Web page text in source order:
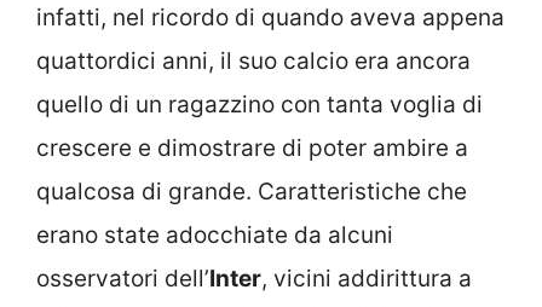
infatti, nel ricordo di quando aveva appena
quattordici anni, il suo calcio era ancora
quello di un ragazzino con tanta voglia di
crescere e dimostrare di poter ambire a
qualcosa di grande. Caratteristiche che
erano state adocchiate da alcuni
osservatori dell’Inter, vicini addirittura a